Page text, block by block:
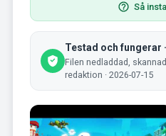
Så
Testad och fungerar
Filen nedladdad,
redaktion · 2026-07-15